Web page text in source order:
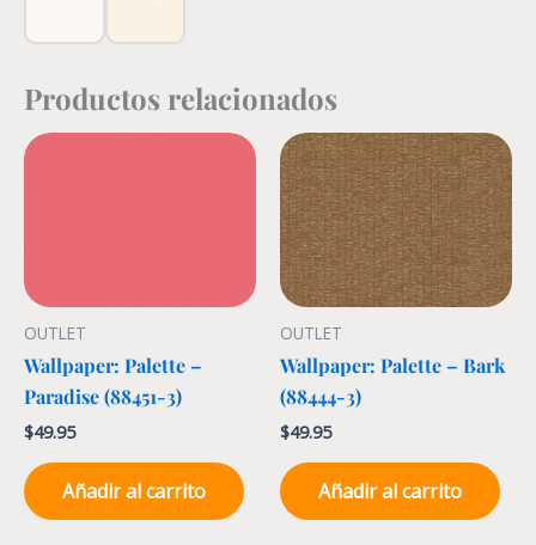
Productos relacionados
OUTLET
Wallpaper: Palette –
Paradise (88451-3)
$49.95
Añadir al carrito
OUTLET
Wallpaper: Palette – Bark
(88444-3)
$49.95
Añadir al carrito